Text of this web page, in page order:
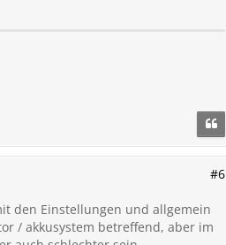
#6
den Einstellungen und allgemein
/ akkusystem betreffend, aber im